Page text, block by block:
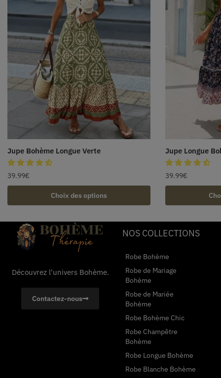
Jupe Bohème Longue Verte
39.99€
Choix des options
Jupe Longue
39.99€
Découvrez l'univers Bohème.
Contactez-nous
NOS COLLECTIONS
Robe Bohème
Robe de Mariage
Bohème
Robe de Mariée
Bohème
Robe Bohème Chic
Robe Champêtre
Bohème
Robe Longue Bohème
Robe Blanche Bohème